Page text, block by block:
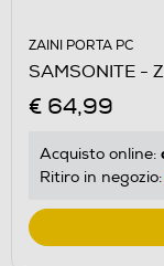
ZAINI PORTA PC
SAMSONITE -
€ 64,99
Acquisto online:
Ritiro in negozio: